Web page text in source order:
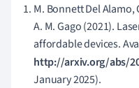
M. Bonnett Del Alamo,
A. M. Gago (2021).
affordable devices.
http://arxiv.org/abs/
January 2025).